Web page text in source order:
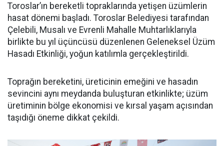
Toroslar’ın bereketli topraklarında yetişen üzümlerin
hasat dönemi başladı. Toroslar Belediyesi tarafından
Çelebili, Musalı ve Evrenli Mahalle Muhtarlıklarıyla
birlikte bu yıl üçüncüsü düzenlenen Geleneksel Üzüm
Hasadı Etkinliği, yoğun katılımla gerçekleştirildi.
Toprağın bereketini, üreticinin emeğini ve hasadın
sevincini aynı meydanda buluşturan etkinlikte; üzüm
üretiminin bölge ekonomisi ve kırsal yaşam açısından
taşıdığı öneme dikkat çekildi.